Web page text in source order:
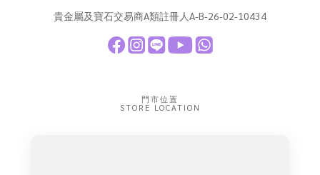
貴金屬及寶石交易商A類註冊人A-B-26-02-10434
門市位置
STORE LOCATION